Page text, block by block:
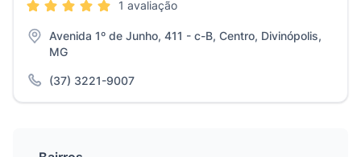
1 avaliação
Avenida 1º de Junho, 411 - c-B, Centro, Divinópolis,
MG
(37) 3221-9007